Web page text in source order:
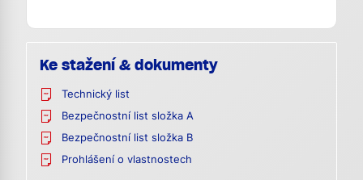
Ke stažení & dokumenty
Technický list
Bezpečnostní list složka A
Bezpečnostní list složka B
Prohlášení o vlastnostech